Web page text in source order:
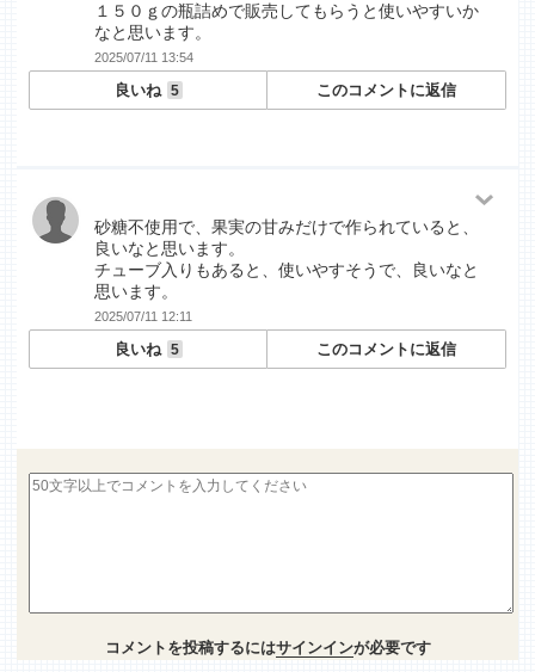
１５０ｇの瓶詰めで販売してもらうと使いやすいか
なと思います。
2025/07/11 13:54
良いね 5 このコメントに返信
砂糖不使用で、果実の甘みだけで作られていると、
良いなと思います。
チューブ入りもあると、使いやすそうで、良いなと
思います。
2025/07/11 12:11
良いね 5 このコメントに返信
コメントを投稿するにはサインインが必要です